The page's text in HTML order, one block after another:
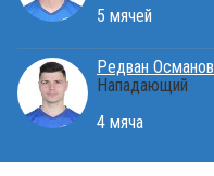
5 мячей
Редван Османов
Нападающий
4 мяча